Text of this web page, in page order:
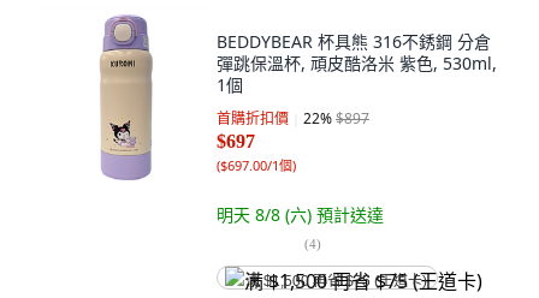
BEDDYBEAR 杯具熊 316不銹鋼 分倉
彈跳保溫杯, 頑皮酷洛米 紫色, 530ml,
1個
首購折扣價 22%$897
$697
($697.00/1個)
明天 8/8 (六) 預計送達
(4)
满 $1,500 再省 $75 (王道卡)